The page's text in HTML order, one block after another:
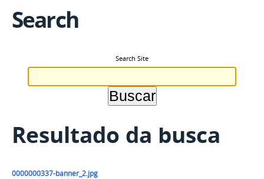
Search
Search Site
Resultado da busca
0000000337-banner_2.jpg